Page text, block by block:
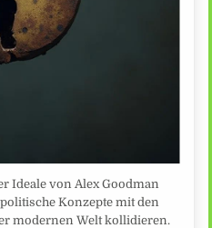
Ideale von Alex Goodman
Konzepte mit den
modernen Welt kollidieren.